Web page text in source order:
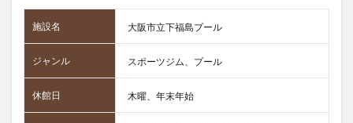
施設名 大阪市立下福島プール
ジャンル スポーツジム、プール
休館日 木曜、年末年始